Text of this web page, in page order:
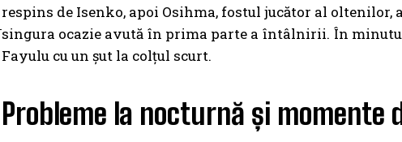
respins de Isenko, apoi Osihma, fostul jucător al oltenilor,
singura ocazie avută în prima parte a întâlnirii. În
Fayulu cu un șut la colțul scurt.
Probleme la nocturnă și momente